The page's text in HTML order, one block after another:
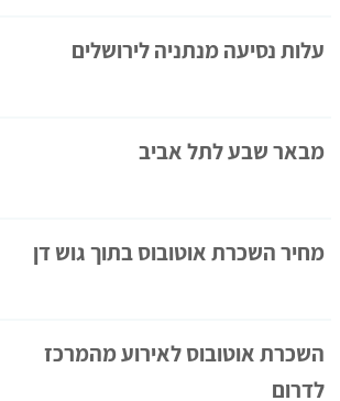
עלות נסיעה מנתניה לירושלים
מבאר שבע לתל אביב
מחיר השכרת אוטובוס בתוך גוש דן
השכרת אוטובוס לאירוע מהמרכז
לדרום